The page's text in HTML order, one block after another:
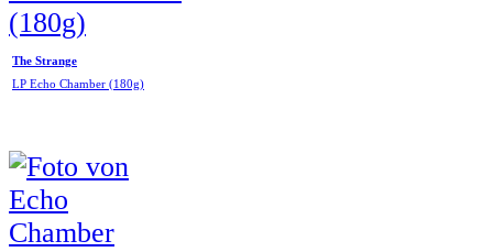
The Strange
LP Echo Chamber (180g)